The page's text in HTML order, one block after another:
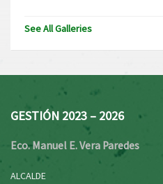
See All Galleries
GESTIÓN 2023 – 2026
Eco. Manuel E. Vera Paredes
ALCALDE